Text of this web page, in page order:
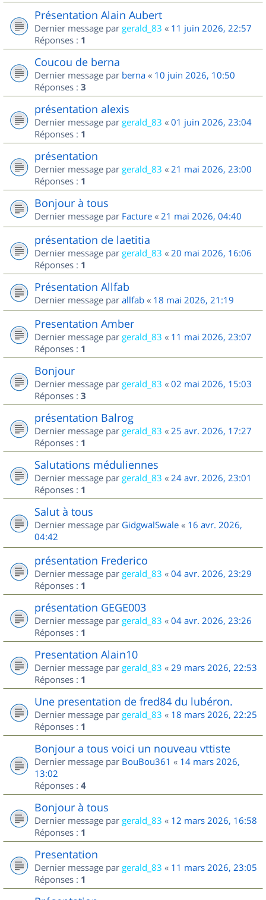
Présentation Alain Aubert
Dernier message par gerald_83 « 11 juin 2026, 22:57
Réponses : 1
Coucou de berna
Dernier message par berna « 10 juin 2026, 10:50
Réponses : 3
présentation alexis
Dernier message par gerald_83 « 01 juin 2026, 23:04
Réponses : 1
présentation
Dernier message par gerald_83 « 21 mai 2026, 23:00
Réponses : 1
Bonjour à tous
Dernier message par Facture « 21 mai 2026, 04:40
présentation de laetitia
Dernier message par gerald_83 « 20 mai 2026, 16:06
Réponses : 1
Présentation Allfab
Dernier message par allfab « 18 mai 2026, 21:19
Presentation Amber
Dernier message par gerald_83 « 11 mai 2026, 23:07
Réponses : 1
Bonjour
Dernier message par gerald_83 « 02 mai 2026, 15:03
Réponses : 3
présentation Balrog
Dernier message par gerald_83 « 25 avr. 2026, 17:27
Réponses : 1
Salutations méduliennes
Dernier message par gerald_83 « 24 avr. 2026, 23:01
Réponses : 1
Salut à tous
Dernier message par GidgwalSwale « 16 avr. 2026,
04:42
présentation Frederico
Dernier message par gerald_83 « 04 avr. 2026, 23:29
Réponses : 1
présentation GEGE003
Dernier message par gerald_83 « 04 avr. 2026, 23:26
Réponses : 1
Presentation Alain10
Dernier message par gerald_83 « 29 mars 2026, 22:53
Réponses : 1
Une presentation de fred84 du lubéron.
Dernier message par gerald_83 « 18 mars 2026, 22:25
Réponses : 1
Bonjour a tous voici un nouveau vttiste
Dernier message par BouBou361 « 14 mars 2026,
13:02
Réponses : 4
Bonjour à tous
Dernier message par gerald_83 « 12 mars 2026, 16:58
Réponses : 1
Presentation
Dernier message par gerald_83 « 11 mars 2026, 23:05
Réponses : 1